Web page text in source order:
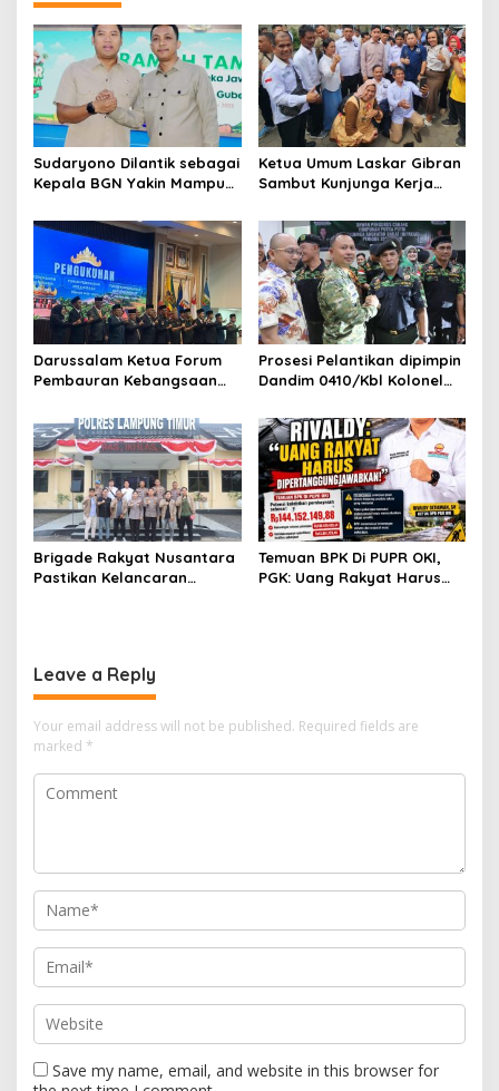
Sudaryono Dilantik sebagai
Kepala BGN Yakin Mampu
Bergizi Gratis
Ketua Umum Laskar Gibran
Sambut Kunjunga Kerja
Pilih Turun ke Lapangan,
Bukan Hanya di Balik Meja
Darussalam Ketua Forum
Pembauran Kebangsaan
Dikukuhkan Langsung oleh
Gubernur Mirza
Prosesi Pelantikan dipimpin
Dandim 0410/Kbl Kolonel
Desrihariyadi Nakhodai
Hipakad Bandar Lampung
Brigade Rakyat Nusantara
Pastikan Kelancaran
Temuan BPK Di PUPR OKI,
PGK: Uang Rakyat Harus
Leave a Reply
Your email address will not be published. Required fields are
marked *
Save my name, email, and website in this browser for